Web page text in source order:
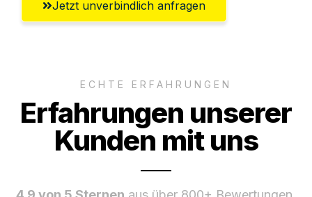
Jetzt unverbindlich anfragen
ECHTE ERFAHRUNGEN
Erfahrungen unserer
Kunden mit uns